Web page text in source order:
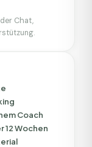
Chat,
Coach
Wochen